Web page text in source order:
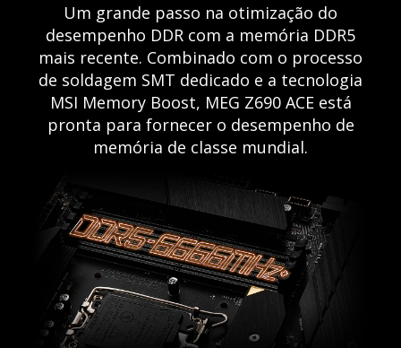
Um grande passo na otimização do
desempenho DDR com a memória DDR5
mais recente. Combinado com o processo
de soldagem SMT dedicado e a tecnologia
MSI Memory Boost, MEG Z690 ACE está
pronta para fornecer o desempenho de
memória de classe mundial.